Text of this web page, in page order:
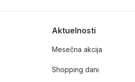
Aktuelnosti
Mesečna akcija
Shopping dani